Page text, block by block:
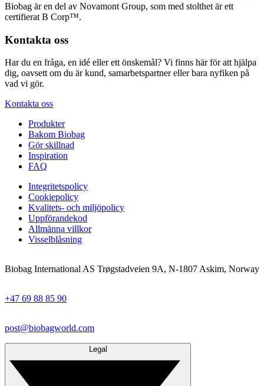
Biobag är en del av Novamont Group, som med stolthet är ett
certifierat B Corp™.
Kontakta oss
Har du en fråga, en idé eller ett önskemål? Vi finns här för att hjälpa
dig, oavsett om du är kund, samarbetspartner eller bara nyfiken på
vad vi gör.
Kontakta oss
Produkter
Bakom Biobag
Gör skillnad
Inspiration
FAQ
Integritetspolicy
Cookiepolicy
Kvalitets- och miljöpolicy
Uppförandekod
Allmänna villkor
Visselblåsning
Biobag International AS Trøgstadveien 9A, N-1807 Askim, Norway
+47 69 88 85 90
post@biobagworld.com
Legal